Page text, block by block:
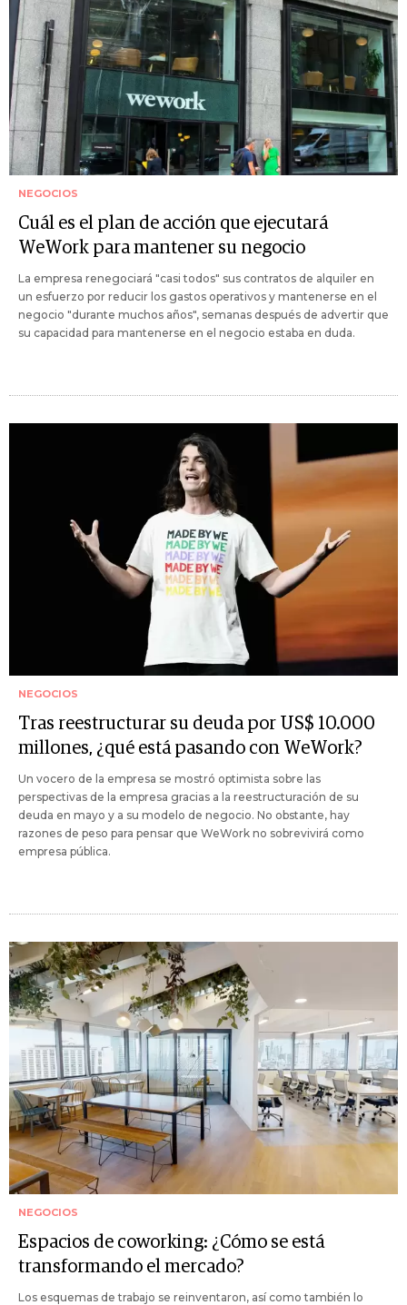
NEGOCIOS
Cuál es el plan de acción que ejecutará
WeWork para mantener su negocio
La empresa renegociará "casi todos" sus contratos de alquiler en
un esfuerzo por reducir los gastos operativos y mantenerse en el
negocio "durante muchos años", semanas después de advertir que
su capacidad para mantenerse en el negocio estaba en duda.
NEGOCIOS
Tras reestructurar su deuda por US$ 10.000
millones, ¿qué está pasando con WeWork?
Un vocero de la empresa se mostró optimista sobre las
perspectivas de la empresa gracias a la reestructuración de su
deuda en mayo y a su modelo de negocio. No obstante, hay
razones de peso para pensar que WeWork no sobrevivirá como
empresa pública.
NEGOCIOS
Espacios de coworking: ¿Cómo se está
transformando el mercado?
Los esquemas de trabajo se reinventaron, así como también lo